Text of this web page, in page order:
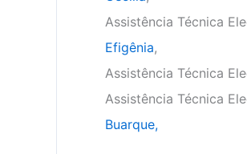
Assistência Técnica
Efigênia,
Assistência Técnica
Assistência Técnica
Buarque,